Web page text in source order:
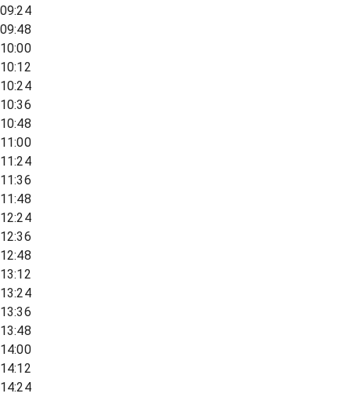
09:24
09:48
10:00
10:12
10:24
10:36
10:48
11:00
11:24
11:36
11:48
12:24
12:36
12:48
13:12
13:24
13:36
13:48
14:00
14:12
14:24